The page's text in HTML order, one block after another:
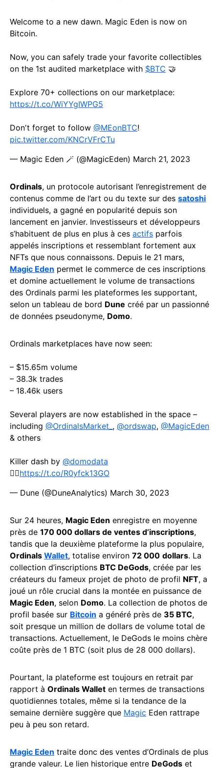
Welcome to a new dawn. Magic Eden is now on
Bitcoin.
Now, you can safely trade your favorite collectibles
on the 1st audited marketplace with $BTC 🤝
Explore 70+ collections on our marketplace:
https://t.co/WiYYgIWPG5
Don't forget to follow @MEonBTC!
pic.twitter.com/KNCrVFrCTu
— Magic Eden 🪄 (@MagicEden) March 21, 2023
Ordinals, un protocole autorisant l’enregistrement de
contenus comme de l’art ou du texte sur des satoshi
individuels, a gagné en popularité depuis son
lancement en janvier. Investisseurs et développeurs
s’habituent de plus en plus à ces actifs parfois
appelés inscriptions et ressemblant fortement aux
NFTs que nous connaissons. Depuis le 21 mars,
Magic Eden permet le commerce de ces inscriptions
et domine actuellement le volume de transactions
des Ordinals parmi les plateformes les supportant,
selon un tableau de bord Dune créé par un passionné
de données pseudonyme, Domo.
Ordinals marketplaces have now seen:
– $15.65m volume
– 38.3k trades
– 18.46k users
Several players are now established in the space –
including @OrdinalsMarket_ , @ordswap, @MagicEden
& others
Killer dash by @domodata
🧙‍♂️https://t.co/R0yfck13GO
— Dune (@DuneAnalytics) March 30, 2023
Sur 24 heures, Magic Eden enregistre en moyenne
près de 170 000 dollars de ventes d’inscriptions,
tandis que la deuxième plateforme la plus populaire,
Ordinals Wallet, totalise environ 72 000 dollars. La
collection d’inscriptions BTC DeGods, créée par les
créateurs du fameux projet de photo de profil NFT, a
joué un rôle crucial dans la montée en puissance de
Magic Eden, selon Domo. La collection de photos de
profil basée sur Bitcoin a généré près de 35 BTC,
soit presque un million de dollars de volume total de
transactions. Actuellement, le DeGods le moins chère
coûte près de 1 BTC (soit plus de 28 000 dollars).
Pourtant, la plateforme est toujours en retrait par
rapport à Ordinals Wallet en termes de transactions
quotidiennes totales, même si la tendance de la
semaine dernière suggère que Magic Eden rattrape
peu à peu son retard.
Magic Eden traite donc des ventes d’Ordinals de plus
grande valeur. Le lien historique entre DeGods et